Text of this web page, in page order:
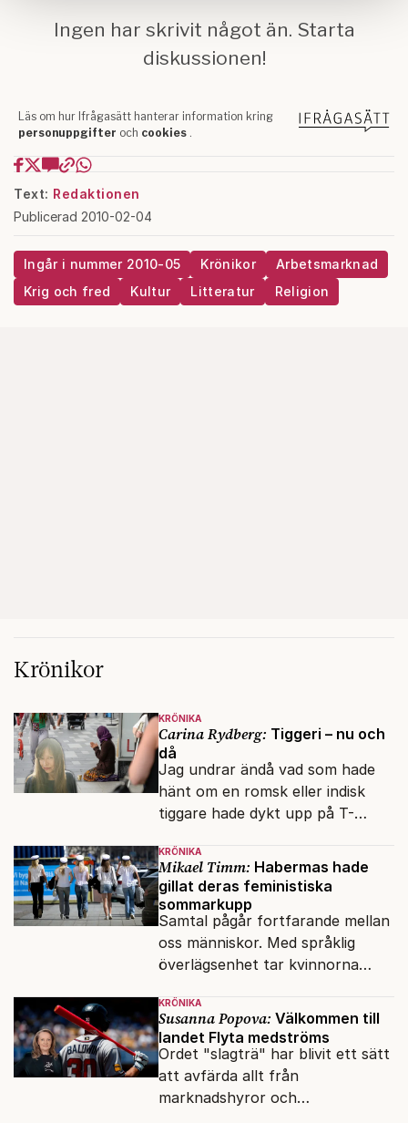
Om du vill läsa mer om hur vi hanterar personuppgifter
här.
Text: Redaktionen
Publicerad 2010-02-04
Ingår i nummer 2010-05 Krönikor
Arbetsmarknad
Krig och fred
Kultur Litteratur Religion
Krönikor
KRÖNIKA
Carina Rydberg: Tiggeri – nu och
då
Jag undrar ändå vad som hade
hänt om en romsk eller indisk
tiggare hade dykt upp på T-
vilken det hade gått bra att
swisha.
KRÖNIKA
Mikael Timm: Habermas hade
gillat deras feministiska
sommarkupp
Samtal pågår fortfarande mellan
oss människor. Med språklig
överlägsenhet tar kvinnorna
KRÖNIKA
Susanna Popova: Välkommen till
landet Flyta medströms
Ordet "slagträ" har blivit ett sätt
att avfärda allt från
marknadshyror och